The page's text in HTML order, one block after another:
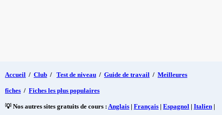
Accueil / Club / Test de niveau / Guide de travail / Meilleures
fiches / Fiches les plus populaires
💡 Nos autres sites gratuits de cours : Anglais | Français | Espagnol | Italien |